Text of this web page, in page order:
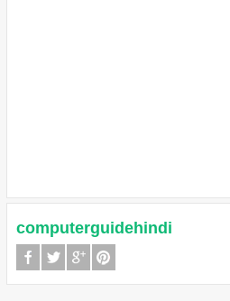
computerguidehindi